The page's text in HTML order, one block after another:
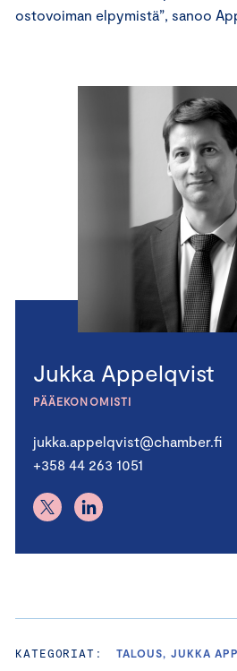
ostovoiman elpymistä”, sanoo
Jukka Appelqvist
PÄÄEKONOMISTI
jukka.appelqvist@chamber.fi
+358 44 263 1051
KATEGORIAT: TALOUS, JUKKA